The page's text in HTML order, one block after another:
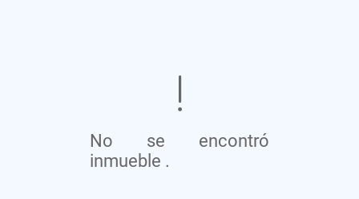
No se encontró
inmueble .